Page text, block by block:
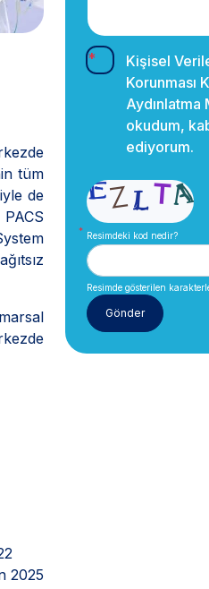
tüm
de
2025
Kişisel
Korunması
Aydınlatma
okudum,
ediyorum.
Resimdeki kod nedir?
Resimde gösterilen